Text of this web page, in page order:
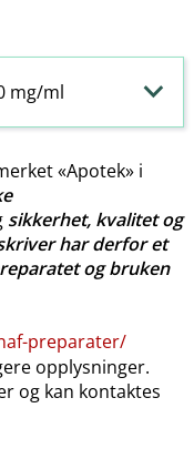
mg/ml
«Apotek» i
sikkerhet, kvalitet og
har derfor et
og bruken
preparater​/​
opplysninger.
og kan kontaktes